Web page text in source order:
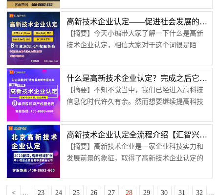
照网页上的指引耐心填写企业相关登记办理信
息然后在指定的电子邮箱中点击重置链接、...
的企业无疑能占有更多的优势。下面给大家讲
讲高新技术企业认定怎么做以及认定之后有什
么好处？高新技术企业怎么认定？ 首先，进行
高新技术企业认定需要满足一些条件。第一点
册时间超过一年以上，而且申请的话需要的是
企业法人，如果...
高新技术企业认定——促进社会发展的一大策略【汇智兴泰】
【摘要】今天小编带大家了解一下什么是高新
技术企业认定，相信大家对于这个词很是陌
中，大学里的重点大学，而且有国家重点支
持；小编就带大家好好了解一下这个词语的意
思，以及它所代表的东西。小编先来告诉大家
什么是高新技术企业。1、 什么是高新技术企业
国家的重点支持以后，该企业就可以研究和开
发新型技术和产品，为社会的发展做...
什么是高新技术企业认定？完成之后它具备怎样的优势？【汇智兴泰】
【摘要】不知不觉当中，我们已经进入高科技
信息化时代许久有余。然而想要继续提高科技
动发展。兴许大家并不了解高新技术企业认定
有怎样的优势，并且完全不知道什么样的公司
才算作高新技术。故今天就给大家简单的来说
一说，稍微的普及一些知识。1. 企业定义社会
高新技术企业认定全流程介绍【汇智兴泰】
【摘要】高新技术企业是一家企业科技实力和
发展前景的象征，取得了高新技术企业认定的
详细的介绍高新技术企业认定的全部流程。01
< 23 24 25 26 27 28 29 30 31 32